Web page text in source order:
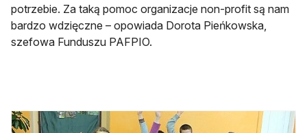
potrzebie. Za taką pomoc organizacje non-profit są nam
bardzo wdzięczne – opowiada Dorota Pieńkowska,
szefowa Funduszu PAFPIO.